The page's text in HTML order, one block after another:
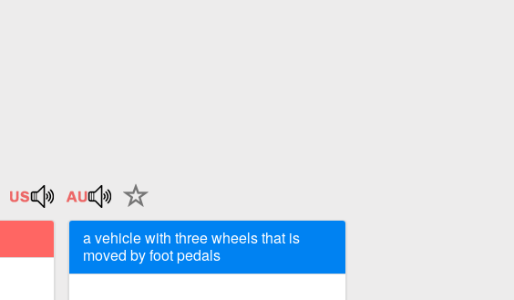
a vehicle with three wheels that is
moved by foot pedals